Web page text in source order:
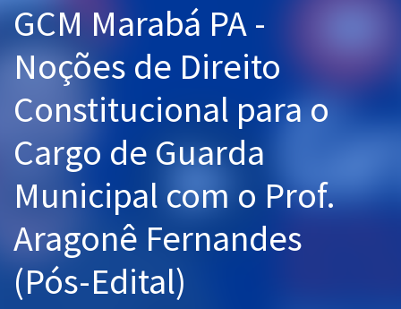
Cursos 20% OFF
Pós
Graduação
OAB
Questões grátis
Conteúdo gratuito
Blog
GCM Marabá PA -
Noções de Direito
Constitucional para o
Cargo de Guarda
Municipal com o Prof.
Aragonê Fernandes
(Pós-Edital)